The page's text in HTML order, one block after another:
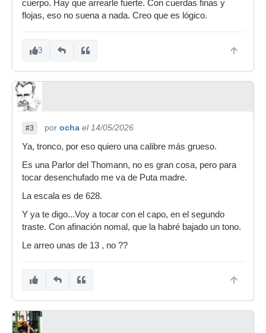
cuerpo. Hay que arrearle fuerte. Con cuerdas finas y
flojas, eso no suena a nada. Creo que es lógico.
3
#3 por ocha el 14/05/2026
Ya, tronco, por eso quiero una calibre más grueso.
Es una Parlor del Thomann, no es gran cosa, pero para
tocar desenchufado me va de Puta madre.
La escala es de 628.
Y ya te digo...Voy a tocar con el capo, en el segundo
traste. Con afinación nomal, que la habré bajado un tono.
Le arreo unas de 13 , no ??